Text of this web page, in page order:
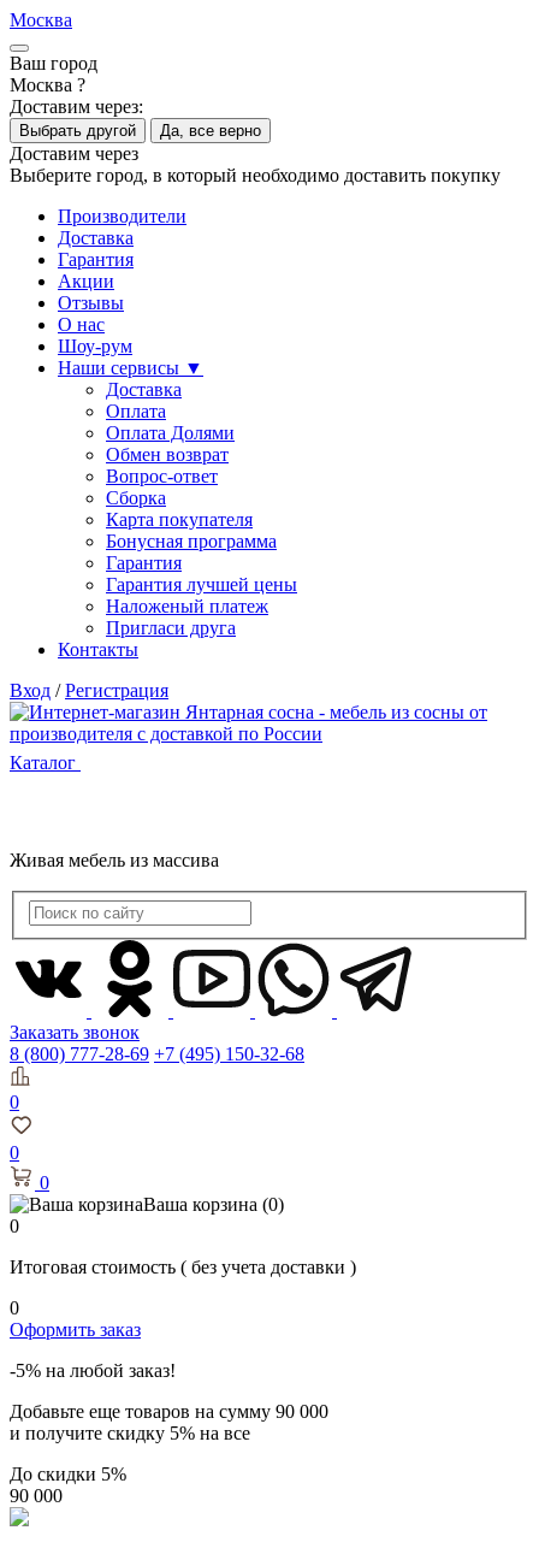
Москва
Ваш город
Москва ?
Доставим через:
Выбрать другой Да, все верно
Доставим через
Выберите город, в который необходимо доставить покупку
Производители
Доставка
Гарантия
Акции
Отзывы
О нас
Шоу-рум
Наши сервисы ▼
Доставка
Оплата
Оплата Долями
Обмен возврат
Вопрос-ответ
Сборка
Карта покупателя
Бонусная программа
Гарантия
Гарантия лучшей цены
Наложеный платеж
Пригласи друга
Контакты
Вход / Регистрация
Каталог
Живая мебель из массива
Заказать звонок
8 (800) 777-28-69 +7 (495) 150-32-68
0
0
0
Ваша корзина (0)
0
Итоговая стоимость ( без учета доставки )
0
Оформить заказ
-5% на любой заказ!
Добавьте еще товаров на сумму 90 000
и получите скидку 5% на все
До скидки 5%
90 000